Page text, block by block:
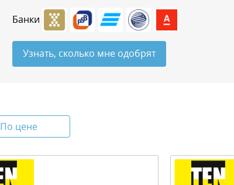
Банки
Узнать, сколько мне одобрят
По цене